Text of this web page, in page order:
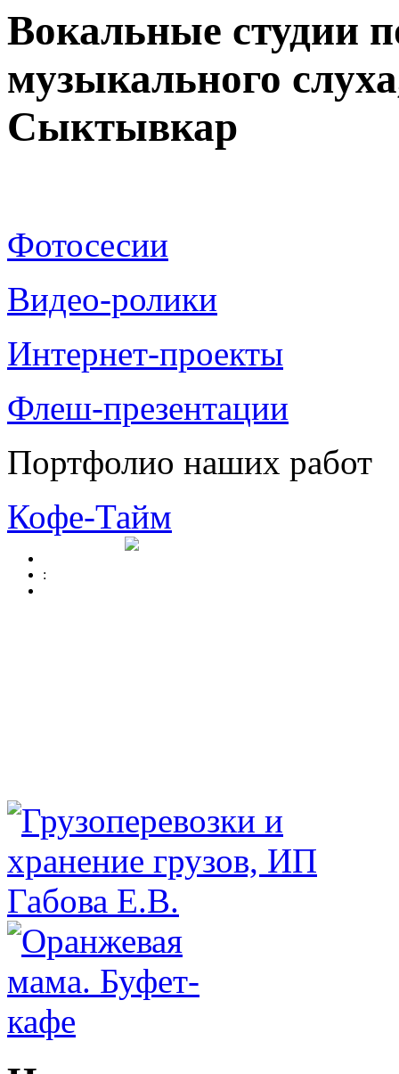
Вокальные студии
музыкального
Сыктывкар
Фотосесии
Видео-ролики
Интернет-проекты
Флеш-презентации
Портфолио наших работ
Кофе-Тайм
: